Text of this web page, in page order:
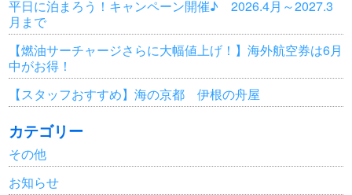
平日に泊まろう！キャンペーン開催♪ 2026.4月～2027.3
月まで
【燃油サーチャージさらに大幅値上げ！】海外航空券は6月
中がお得！
【スタッフおすすめ】海の京都 伊根の舟屋
カテゴリー
その他
お知らせ